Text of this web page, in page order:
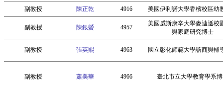
副教授 陳正乾 4916 美國伊利諾大學香檳校區幼
副教授 陳銀螢 4957
美國威斯康辛大學麥迪遜校
與家庭研究博士
副教授 張英熙 4963 國立彰化師範大學諮商與輔
副教授 蕭美華 4966 臺北市立大學教育學系